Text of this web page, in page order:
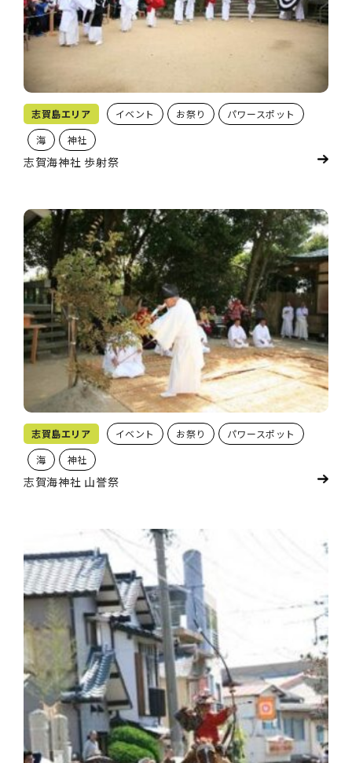
志賀島エリア イベント お祭り
パワースポット
海
神社
志賀海神社 歩射祭
志賀島エリア イベント お祭り
パワースポット
海
神社
志賀海神社 山誉祭